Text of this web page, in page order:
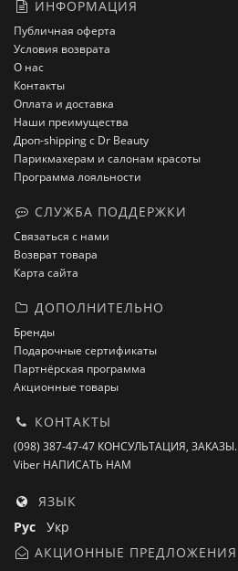
ИНФОРМАЦИЯ
Публичная оферта
Условия возврата
О нас
Контакты
Оплата и доставка
Наши преимущества
Дроп-shipping с Dr Beauty
Парикмахерам и салонам красоты
Программа лояльности
СЛУЖБА ПОДДЕРЖКИ
Связаться с нами
Возврат товара
Карта сайта
ДОПОЛНИТЕЛЬНО
Бренды
Подарочные сертификаты
Партнёрская программа
Акционные товары
КОНТАКТЫ
(098) 387-47-47 КОНСУЛЬТАЦИЯ, ЗАКАЗЫ.
Viber НАПИСАТЬ НАМ
ЯЗЫК
Рус Укр
АКЦИОННЫЕ ПРЕДЛОЖЕНИЯ